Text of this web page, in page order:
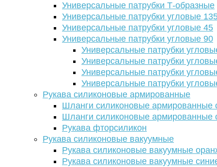
Универсальные патрубки Т-образные
Универсальные патрубки угловые
Универсальные патрубки угловые 45
Универсальные патрубки угловые 90
Универсальные патрубки
Универсальные патрубки
Универсальные патрубки
Универсальные патрубки
Рукава силиконовые армированные
Шланги силиконовые армированные
Шланги силиконовые армированные
Рукава фторсиликон
Рукава силиконовые вакуумные
Рукава силиконовые вакуумные
Рукава силиконовые вакуумные